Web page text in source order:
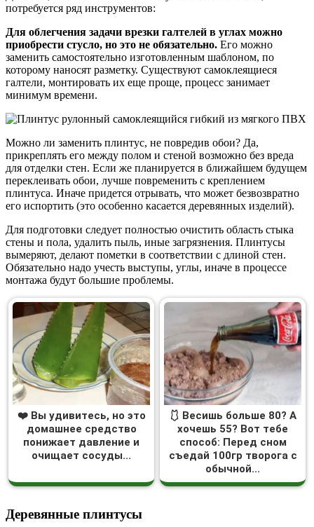
потребуется ряд инструментов:
Для облегчения задачи врезки галтелей в углах можно
приобрести стусло, но это не обязательно. Его можно
заменить самостоятельно изготовленным шаблоном, по
которому наносят разметку. Существуют самоклеящиеся
галтели, монтировать их еще проще, процесс занимает
минимум времени.
Можно ли заменить плинтус, не повредив обои? Да,
прикреплять его между полом и стеной возможно без вреда
для отделки стен. Если же планируется в ближайшем будущем
переклеивать обои, лучше повременить с креплением
плинтуса. Иначе придется отрывать, что может безвозвратно
его испортить (это особенно касается деревянных изделий).
Для подготовки следует полностью очистить область стыка
стены и пола, удалить пыль, иные загрязнения. Плинтусы
вымеряют, делают пометки в соответствии с длиной стен.
Обязательно надо учесть выступы, углы, иначе в процессе
монтажа будут большие проблемы.
❤️ Вы удивитесь, но это
домашнее средство
понижает давление и
очищает сосуды...
🩱 Весишь больше 80? А
хочешь 55? Вот тебе
способ: Перед сном
съедай 100гр творога с
обычной...
Деревянные плинтусы